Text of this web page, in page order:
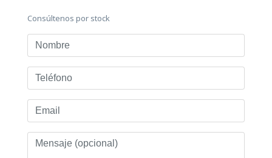
Consúltenos por stock
Nombre
Teléfono
Email
Mensaje